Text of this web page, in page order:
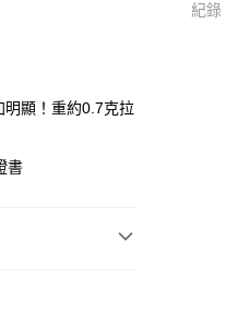
明顯！重約0.7克拉
書
紀錄